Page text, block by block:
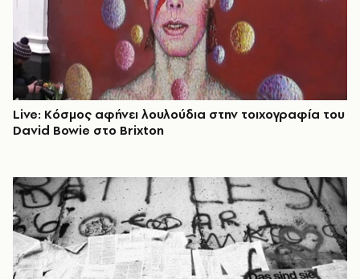
Live: Κόσμος αφήνει λουλούδια στην τοιχογραφία του
David Bowie στο Brixton